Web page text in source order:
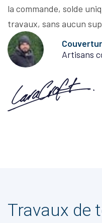
la commande, solde
travaux, sans aucun
Artisans
Travaux de